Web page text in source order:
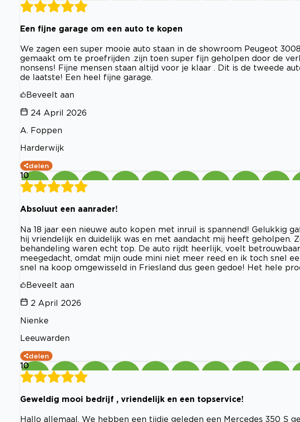
Een fijne garage om een auto te kopen
We zagen een super mooie auto staan in de showroom Peugeot
gemaakt om te proefrijden .zijn toen super fijn geholpen door de
nonsens! Fijne mensen staan altijd voor je klaar . Dit is de tweede
de laatste! Een heel fijne garage.
Beveelt aan
24 April 2026
A. Foppen
Harderwijk
delen
10
Absoluut een aanrader!
Na 18 jaar een nieuwe auto kopen met inruil is spannend! Gelukkig
hij vriendelijk en duidelijk was en met aandacht mij heeft geholpen.
behandeling waren echt top. De auto rijdt heerlijk, voelt
meegedacht, omdat mijn oude mini niet meer reed en ik toch snel
snel na koop omgewisseld in Friesland dus geen gedoe! Het hele
Beveelt aan
2 April 2026
Nienke
Leeuwarden
delen
10
Geweldig mooi bedrijf , vriendelijk en een topservice!
Hallo allemaal, We hebben een tijdje geleden een Mercedes 350 S